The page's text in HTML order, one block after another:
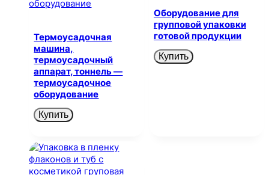
Термоусадочная
машина,
термоусадочный
аппарат, тоннель —
термоусадочное
оборудование
Купить
Оборудование для
групповой упаковки
готовой продукции
Купить